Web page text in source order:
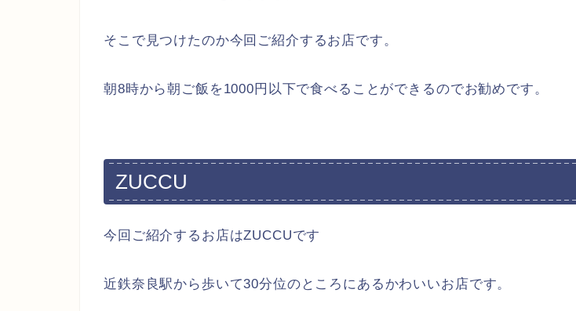
そこで見つけたのか今回ご紹介するお店です。
朝8時から朝ご飯を1000円以下で食べることができるのでお勧めです。
ZUCCU
今回ご紹介するお店はZUCCUです
近鉄奈良駅から歩いて30分位のところにあるかわいいお店です。